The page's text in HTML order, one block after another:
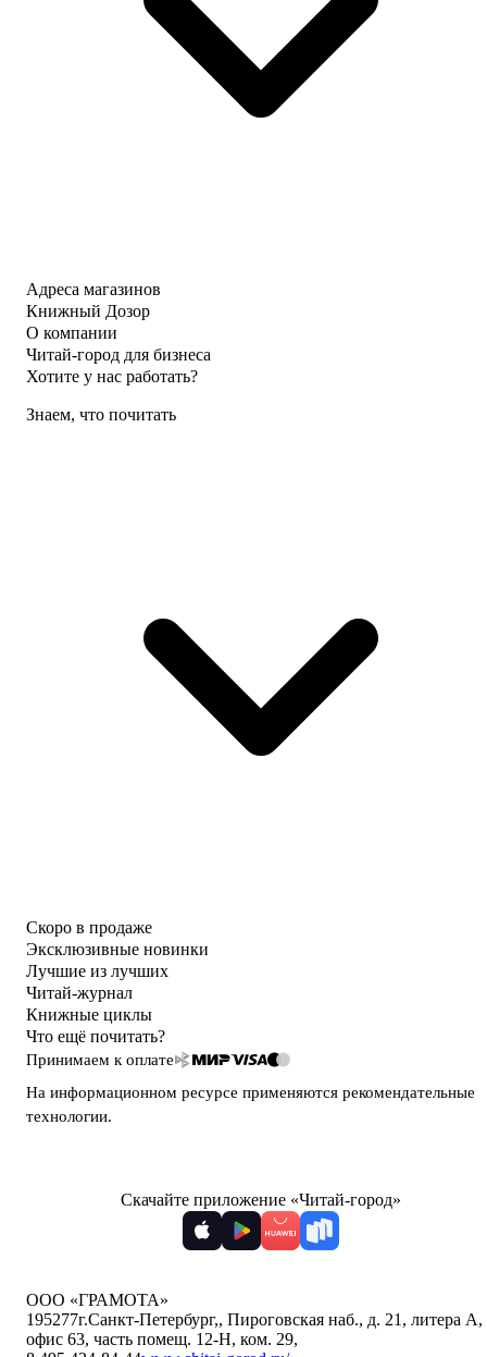
Адреса магазинов
Книжный Дозор
О компании
Читай-город для бизнеса
Хотите у нас работать?
Знаем, что почитать
Скоро в продаже
Эксклюзивные новинки
Лучшие из лучших
Читай-журнал
Книжные циклы
Что ещё почитать?
Принимаем к оплате
На информационном ресурсе применяются рекомендательные
технологии.
Скачайте приложение «Читай-город»
ООО «ГРАМОТА»
195277г.Санкт-Петербург,, Пироговская наб., д. 21, литера А,
офис 63, часть помещ. 12-Н, ком. 29,